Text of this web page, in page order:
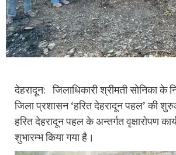
देहरादून: जिलाधिकारी श्रीमती सोनिका के
जिला प्रशासन ‘हरित देहरादून पहल’ की
हरित देहरादून पहल के अन्तर्गत वृक्षारोपण
शुभारम्भ किया गया है।